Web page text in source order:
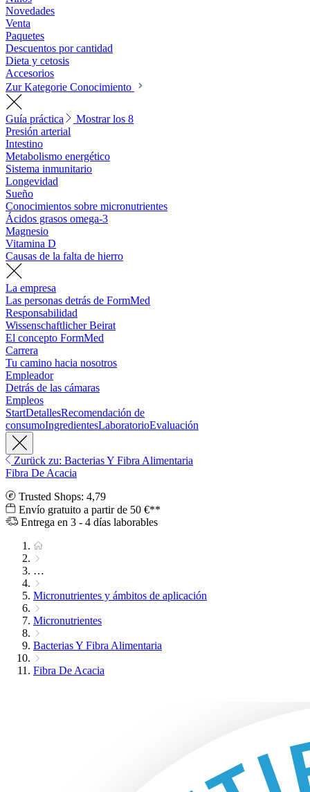
Novedades
Venta
Paquetes
Descuentos por cantidad
Dieta y cetosis
Accesorios
Zur Kategorie Conocimiento
Guía práctica
Mostrar los 8
Presión arterial
Intestino
Metabolismo energético
Sistema inmunitario
Longevidad
Sueño
Conocimientos sobre micronutrientes
Ácidos grasos omega-3
Magnesio
Vitamina D
Causas de la falta de hierro
La empresa
Las personas detrás de FormMed
Responsabilidad
Wissenschaftlicher Beirat
El concepto FormMed
Carrera
Tu camino hacia nosotros
Empleador
Detrás de las cámaras
Empleos
StartDetallesRecomendación de
consumoIngredientesLaboratorioEvaluación
Zurück zu: Bacterias Y Fibra Alimentaria
Fibra De Acacia
Trusted Shops: 4,79
Envío gratuito a partir de 50 €**
Entrega en 3 - 4 días laborables
…
Micronutrientes y ámbitos de aplicación
Micronutrientes
Bacterias Y Fibra Alimentaria
Fibra De Acacia